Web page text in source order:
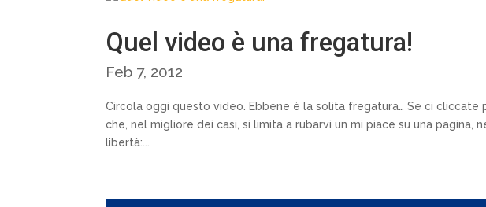
Quel video è una fregatura!
Feb 7, 2012
Circola oggi questo video. Ebbene è la solita fregatura… Se ci
che, nel migliore dei casi, si limita a rubarvi un mi piace su una pagina,
libertà:...